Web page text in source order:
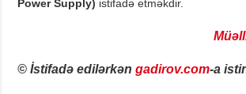
Power Supply) istifadə etməkdir.
© İstifadə edilərkəngadirov.com-a